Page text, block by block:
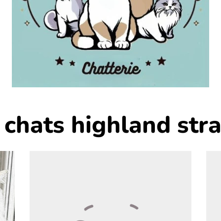
chats highland